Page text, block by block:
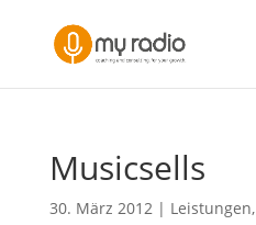
Musicsells
30. März 2012| Leistungen,